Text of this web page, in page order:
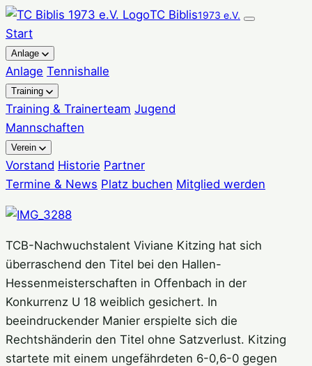
Zum
Inhalt
springen
TC Biblis1973 e.V.
Start
Anlage
Anlage Tennishalle
Training
Training & Trainerteam Jugend
Mannschaften
Verein
Vorstand Historie Partner
Termine & News Platz buchen Mitglied werden
TCB-Nachwuchstalent Viviane Kitzing hat sich
überraschend den Titel bei den Hallen-
Hessenmeisterschaften in Offenbach in der
Konkurrenz U 18 weiblich gesichert. In
beeindruckender Manier erspielte sich die
Rechtshänderin den Titel ohne Satzverlust. Kitzing
startete mit einem ungefährdeten 6-0,6-0 gegen